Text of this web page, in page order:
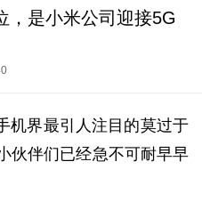
，是小米公司迎接5G
机界最引人注目的莫过于
伙伴们已经急不可耐早早